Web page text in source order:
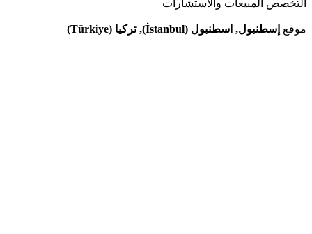
التخصص المبيعات والاستشارات
موقع إسطنبول, اسطنبول (İstanbul), تركيا (Türkiye)